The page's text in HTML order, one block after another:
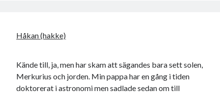
Håkan (hakke)
Kände till, ja, men har skam att sägandes bara sett solen,
Merkurius och jorden. Min pappa har en gång i tiden
doktorerat i astronomi men sadlade sedan om till